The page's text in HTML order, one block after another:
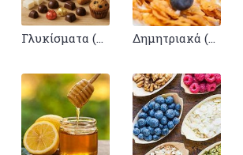
Δημητριακά (44)